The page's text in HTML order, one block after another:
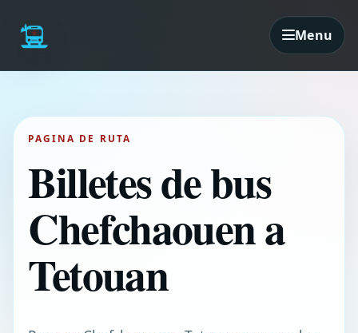
Menu
PAGINA DE RUTA
Billetes de bus
Chefchaouen a
Tetouan